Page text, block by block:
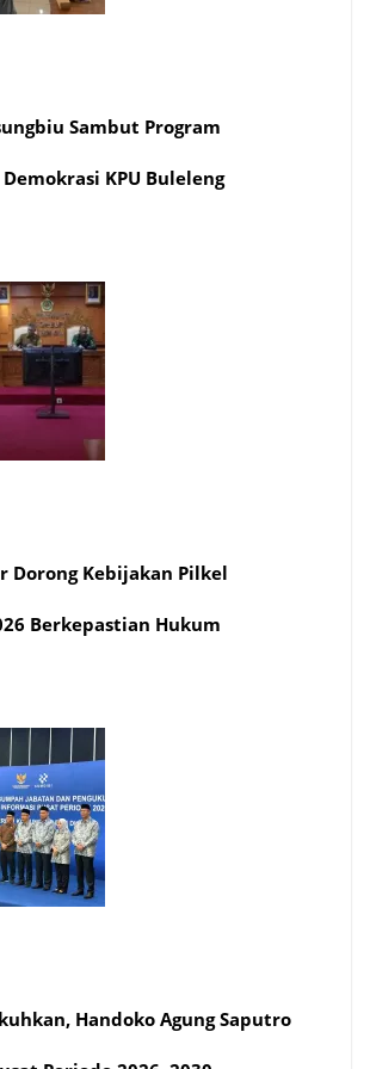
Sambut Program
KPU Buleleng
Dorong Kebijakan Pilkel
Berkepastian Hukum
Handoko Agung Saputro